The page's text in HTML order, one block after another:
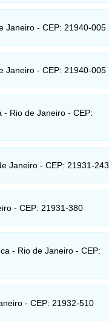
Janeiro - CEP: 21940-005
Janeiro - CEP: 21940-005
Rio de Janeiro - CEP:
Janeiro - CEP: 21931-243
- CEP: 21931-380
- Rio de Janeiro - CEP:
- CEP: 21932-510